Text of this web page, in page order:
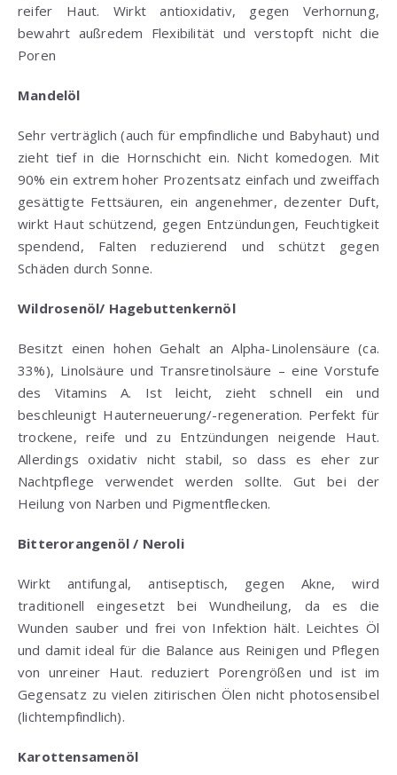
reifer Haut. Wirkt antioxidativ, gegen Verhornung,
bewahrt außredem Flexibilität und verstopft nicht die
Poren
Mandelöl
Sehr verträglich (auch für empfindliche und Babyhaut) und
zieht tief in die Hornschicht ein. Nicht komedogen. Mit
90% ein extrem hoher Prozentsatz einfach und zweiffach
gesättigte Fettsäuren, ein angenehmer, dezenter Duft,
wirkt Haut schützend, gegen Entzündungen, Feuchtigkeit
spendend, Falten reduzierend und schützt gegen
Schäden durch Sonne.
Wildrosenöl/ Hagebuttenkernöl
Besitzt einen hohen Gehalt an Alpha-Linolensäure (ca.
33%), Linolsäure und Transretinolsäure – eine Vorstufe
des Vitamins A. Ist leicht, zieht schnell ein und
beschleunigt Hauterneuerung/-regeneration. Perfekt für
trockene, reife und zu Entzündungen neigende Haut.
Allerdings oxidativ nicht stabil, so dass es eher zur
Nachtpflege verwendet werden sollte. Gut bei der
Heilung von Narben und Pigmentflecken.
Bitterorangenöl / Neroli
Wirkt antifungal, antiseptisch, gegen Akne, wird
traditionell eingesetzt bei Wundheilung, da es die
Wunden sauber und frei von Infektion hält. Leichtes Öl
und damit ideal für die Balance aus Reinigen und Pflegen
von unreiner Haut. reduziert Porengrößen und ist im
Gegensatz zu vielen zitirischen Ölen nicht photosensibel
(lichtempfindlich).
Karottensamenöl